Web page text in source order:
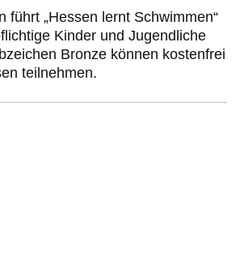
führt „Hessen lernt Schwimmen“
Kinder und Jugendliche
Bronze können kostenfrei
teilnehmen.